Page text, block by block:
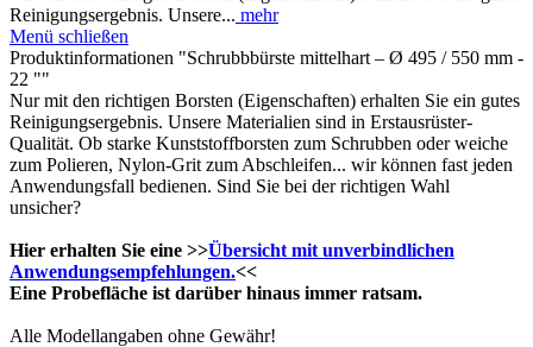
Reinigungsergebnis. Unsere... mehr
Menü schließen
Produktinformationen "Schrubbbürste mittelhart – Ø 495 / 550 mm -
22 ""
Nur mit den richtigen Borsten (Eigenschaften) erhalten Sie ein gutes
Reinigungsergebnis. Unsere Materialien sind in Erstausrüster-
Qualität. Ob starke Kunststoffborsten zum Schrubben oder weiche
zum Polieren, Nylon-Grit zum Abschleifen... wir können fast jeden
Anwendungsfall bedienen. Sind Sie bei der richtigen Wahl
unsicher?
Hier erhalten Sie eine >>Übersicht mit unverbindlichen
Anwendungsempfehlungen.<<
Eine Probefläche ist darüber hinaus immer ratsam.
Alle Modellangaben ohne Gewähr!